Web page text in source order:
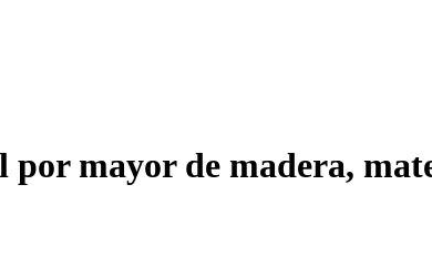
mayor de madera,